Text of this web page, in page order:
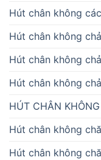
Hút chân không
Hút chân không
Hút chân không
Hút chân không
HÚT CHÂN
Hút chân không
Hút chân không